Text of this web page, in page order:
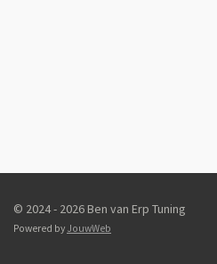
© 2024 - 2026 Ben van Erp Tuning
Powered by JouwWeb